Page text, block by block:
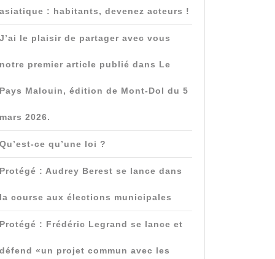
asiatique : habitants, devenez acteurs !
J’ai le plaisir de partager avec vous
notre premier article publié dans Le
Pays Malouin, édition de Mont-Dol du 5
mars 2026.
Qu’est-ce qu’une loi ?
Protégé : Audrey Berest se lance dans
la course aux élections municipales
Protégé : Frédéric Legrand se lance et
défend «un projet commun avec les